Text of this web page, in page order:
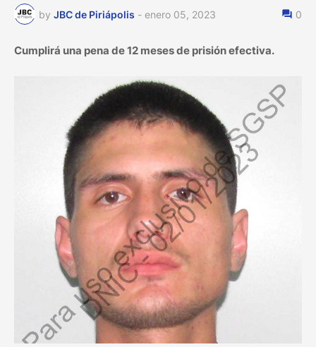
by JBC de Piriápolis - enero 05, 2023 0
Cumplirá una pena de 12 meses de prisión efectiva.